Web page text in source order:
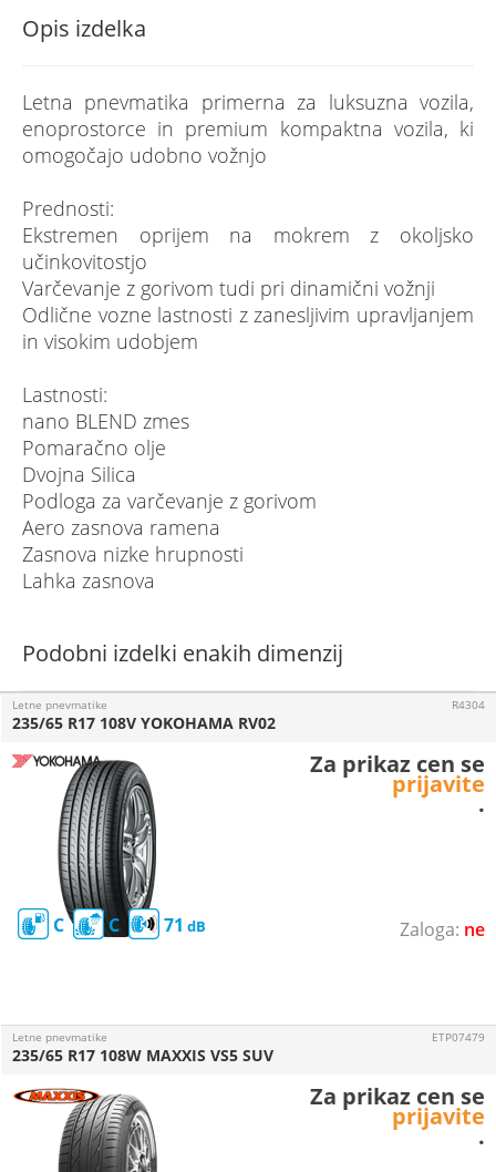
Opis izdelka
Letna pnevmatika primerna za luksuzna vozila,
enoprostorce in premium kompaktna vozila, ki
omogočajo udobno vožnjo
Prednosti:
Ekstremen oprijem na mokrem z okoljsko
učinkovitostjo
Varčevanje z gorivom tudi pri dinamični vožnji
Odlične vozne lastnosti z zanesljivim upravljanjem
in visokim udobjem
Lastnosti:
nano BLEND zmes
Pomaračno olje
Dvojna Silica
Podloga za varčevanje z gorivom
Aero zasnova ramena
Zasnova nizke hrupnosti
Lahka zasnova
Podobni izdelki enakih dimenzij
ne
Letne pnevmatike
C C 71
235/65 R17 108V YOKOHAMA RV02
R4304
Za prikaz cen se
prijavite
.
Letne pnevmatike
235/65 R17 108W MAXXIS VS5 SUV
ETP07479
Za prikaz cen se
prijavite
.